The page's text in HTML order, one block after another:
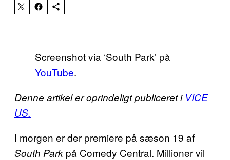
Screenshot via ‘South Park’ på
YouTube.
Denne artikel er oprindeligt publiceret i VICE
US.
I morgen er der premiere på sæson 19 af
South Park på Comedy Central. Millioner vil